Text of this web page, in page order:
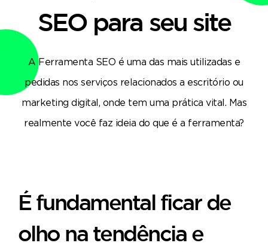
SEOpara seu site
A Ferramenta SEO é uma das mais utilizadas e
pedidas nos serviços relacionados a escritório ou
marketing digital, onde tem uma prática vital. Mas
realmente você faz ideia do que é a ferramenta?
É fundamental ficar de
olho na tendência e